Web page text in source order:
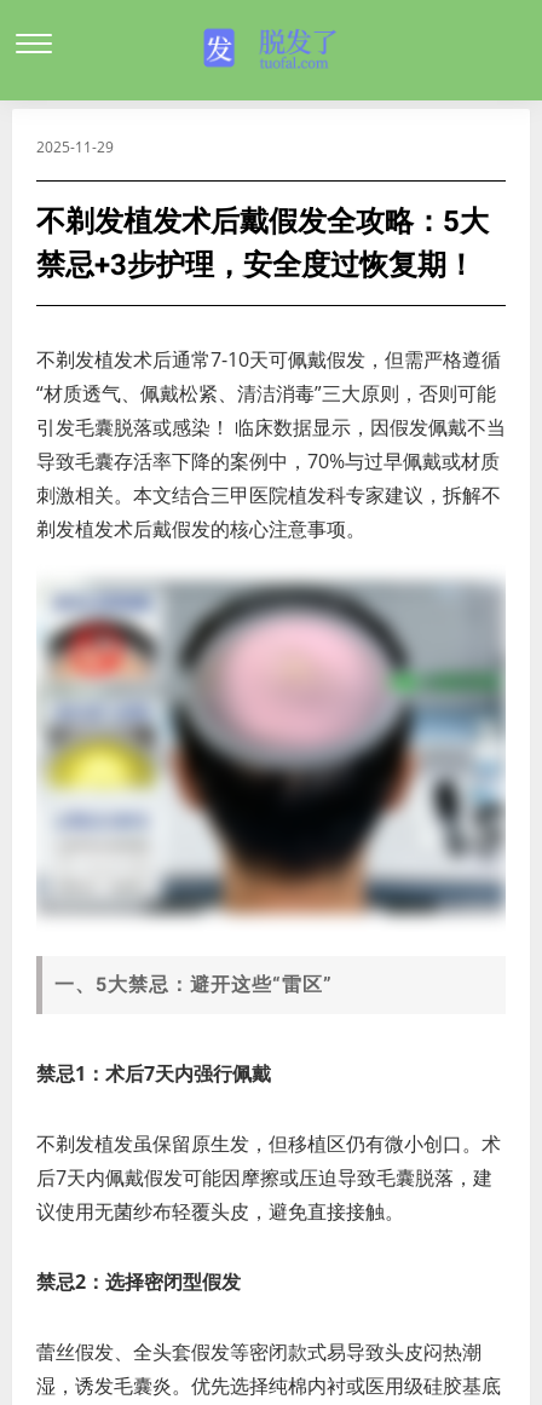
2025-11-29
不剃发植发术后戴假发全攻略：5大
禁忌+3步护理，安全度过恢复期！
不剃发植发术后通常7-10天可佩戴假发，但需严格遵循
“材质透气、佩戴松紧、清洁消毒”三大原则，否则可能
引发毛囊脱落或感染！ 临床数据显示，因假发佩戴不当
导致毛囊存活率下降的案例中，70%与过早佩戴或材质
刺激相关。本文结合三甲医院植发科专家建议，拆解不
剃发植发术后戴假发的核心注意事项。
一、5大禁忌：避开这些“雷区”
禁忌1：术后7天内强行佩戴
不剃发植发虽保留原生发，但移植区仍有微小创口。术
后7天内佩戴假发可能因摩擦或压迫导致毛囊脱落，建
议使用无菌纱布轻覆头皮，避免直接接触。
禁忌2：选择密闭型假发
蕾丝假发、全头套假发等密闭款式易导致头皮闷热潮
湿，诱发毛囊炎。优先选择纯棉内衬或医用级硅胶基底